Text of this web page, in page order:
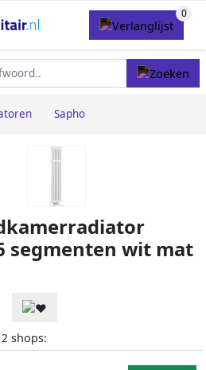
Sapho
segmenten wit mat
2 shops: